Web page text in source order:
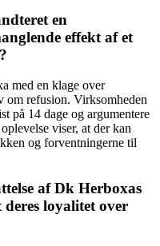
en
effekt af et
med en klage over
om refusion. Virksomheden
på 14 dage og argumentere
viser, at der kan
og forventningerne til
af Dk Herboxas
loyalitet over